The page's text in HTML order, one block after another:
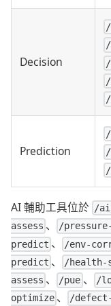
Decision
Prediction
AI 輔助工具位於 /
assess 、 /
predict 、 /env-
predict 、 /health-
assess 、 /pue 、 /
optimize 、 /